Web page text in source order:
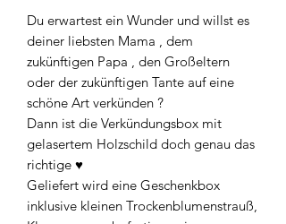
Du erwartest ein Wunder und willst es
deiner liebsten Mama , dem
zukünftigen Papa , den Großeltern
oder der zukünftigen Tante auf eine
schöne Art verkünden ?
Dann ist die Verkündungsbox mit
gelasertem Holzschild doch genau das
richtige ♥︎
Geliefert wird eine Geschenkbox
inklusive kleinen Trockenblumenstrauß,